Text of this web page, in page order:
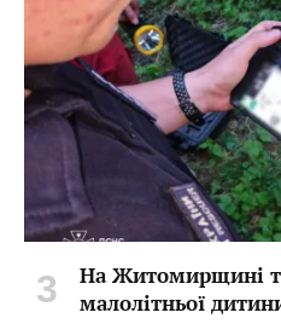
На Житомирщині
малолітньої